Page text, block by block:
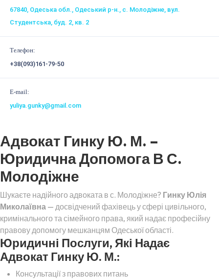
67840, Одеська обл., Одеський р-н., с. Молодіжне, вул.
Студентська, буд. 2, кв. 2
Телефон:
+38(093)161-79-50
E-mail:
yuliya.gunky@gmail.com
Адвокат Гинку Ю. М. –
Юридична Допомога В С.
Молодіжне
Шукаєте надійного адвоката в с. Молодіжне? Гинку Юлія
Миколаївна — досвідчений фахівець у сфері цивільного,
кримінального та сімейного права, який надає професійну
правову допомогу мешканцям Одеської області.
Юридичні Послуги, Які Надає
Адвокат Гинку Ю. М.:
Консультації з правових питань